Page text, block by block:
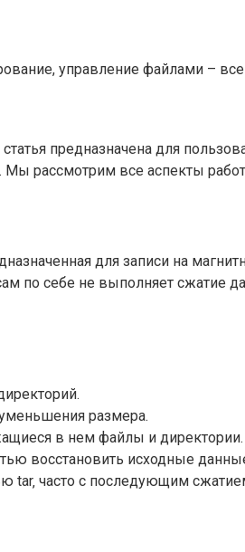
управление файлами –
предназначена для
рассмотрим все аспекты
для записи на
по себе не выполняет сжатие
размера.
в нем файлы и директории.
восстановить исходные
часто с последующим